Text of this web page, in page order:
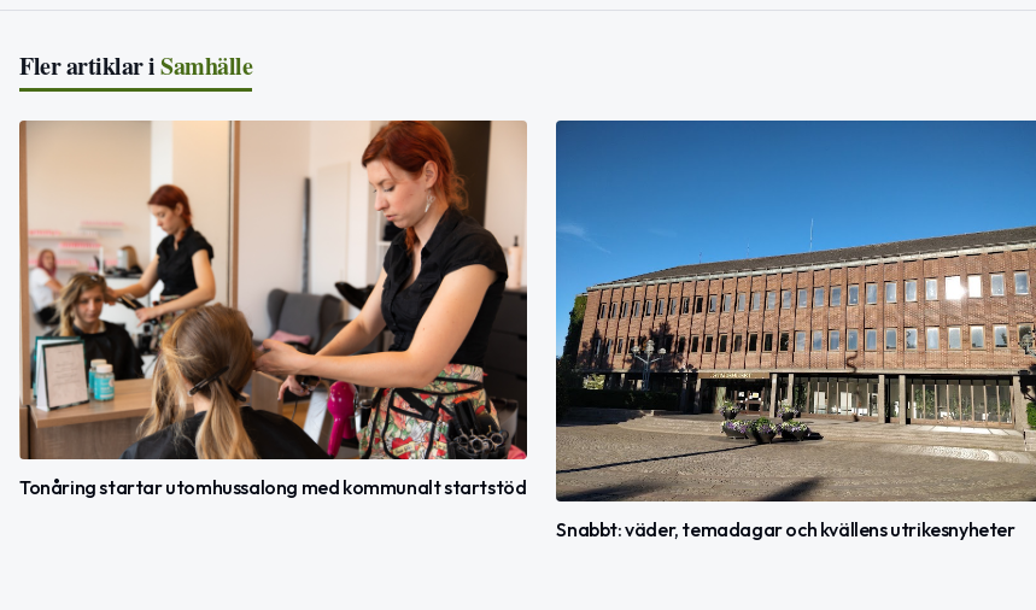
Fler artiklar iSamhälle
Tonåring startar utomhussalong med kommunalt startstöd
Snabbt: väder, temadagar och kvällens utrikesnyheter